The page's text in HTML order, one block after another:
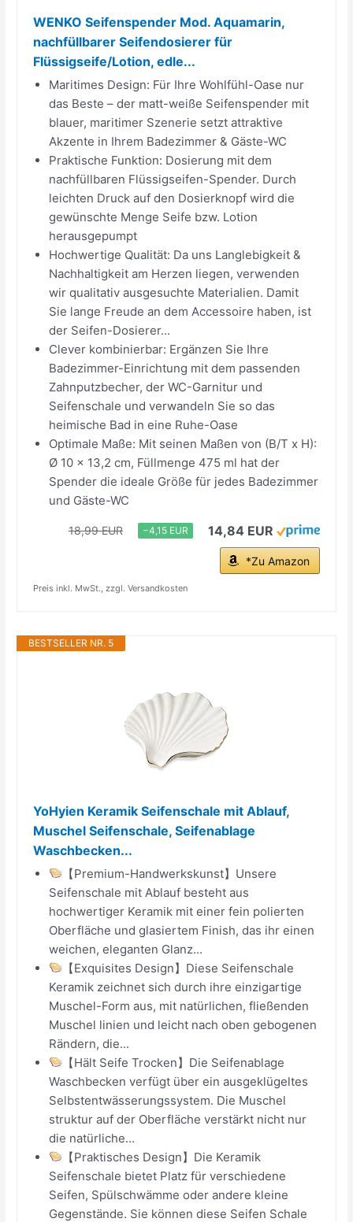
WENKO Seifenspender Mod. Aquamarin,
nachfüllbarer Seifendosierer für
Flüssigseife/Lotion, edle...
Maritimes Design: Für Ihre Wohlfühl-Oase nur
das Beste – der matt-weiße Seifenspender mit
blauer, maritimer Szenerie setzt attraktive
Akzente in Ihrem Badezimmer & Gäste-WC
Praktische Funktion: Dosierung mit dem
nachfüllbaren Flüssigseifen-Spender. Durch
leichten Druck auf den Dosierknopf wird die
gewünschte Menge Seife bzw. Lotion
herausgepumpt
Hochwertige Qualität: Da uns Langlebigkeit &
Nachhaltigkeit am Herzen liegen, verwenden
wir qualitativ ausgesuchte Materialien. Damit
Sie lange Freude an dem Accessoire haben, ist
der Seifen-Dosierer...
Clever kombinierbar: Ergänzen Sie Ihre
Badezimmer-Einrichtung mit dem passenden
Zahnputzbecher, der WC-Garnitur und
Seifenschale und verwandeln Sie so das
heimische Bad in eine Ruhe-Oase
Optimale Maße: Mit seinen Maßen von (B/T x H):
Ø 10 x 13,2 cm, Füllmenge 475 ml hat der
Spender die ideale Größe für jedes Badezimmer
und Gäste-WC
18,99 EUR −4,15 EUR 14,84 EUR
*Zu Amazon
Preis inkl. MwSt., zzgl. Versandkosten
BESTSELLER NR. 5
YoHyien Keramik Seifenschale mit Ablauf,
Muschel Seifenschale, Seifenablage
Waschbecken...
【Premium-Handwerkskunst】Unsere
Seifenschale mit Ablauf besteht aus
hochwertiger Keramik mit einer fein polierten
Oberfläche und glasiertem Finish, das ihr einen
weichen, eleganten Glanz...
【Exquisites Design】Diese Seifenschale
Keramik zeichnet sich durch ihre einzigartige
Muschel-Form aus, mit natürlichen, fließenden
Muschel linien und leicht nach oben gebogenen
Rändern, die...
【Hält Seife Trocken】Die Seifenablage
Waschbecken verfügt über ein ausgeklügeltes
Selbstentwässerungssystem. Die Muschel
struktur auf der Oberfläche verstärkt nicht nur
die natürliche...
【Praktisches Design】Die Keramik
Seifenschale bietet Platz für verschiedene
Seifen, Spülschwämme oder andere kleine
Gegenstände. Sie können diese Seifen Schale